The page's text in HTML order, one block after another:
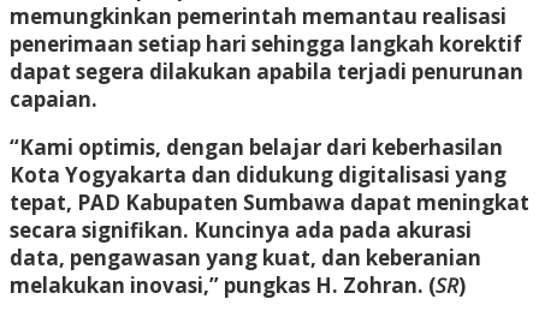
memungkinkan pemerintah memantau realisasi
penerimaan setiap hari sehingga langkah korektif
dapat segera dilakukan apabila terjadi penurunan
capaian.
“Kami optimis, dengan belajar dari keberhasilan
Kota Yogyakarta dan didukung digitalisasi yang
tepat, PAD Kabupaten Sumbawa dapat meningkat
secara signifikan. Kuncinya ada pada akurasi
data, pengawasan yang kuat, dan keberanian
melakukan inovasi,” pungkas H. Zohran. (SR)